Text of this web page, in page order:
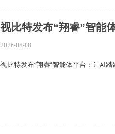
深耕教育沃土，笃行公益初心。在推
视比特发布“翔睿”智能
2026-08-08
视比特发布“翔睿”智能体平台：让AI